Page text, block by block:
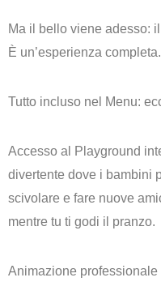
Ma il bello viene adesso:
È un’esperienza completa.
Tutto incluso nel Menu:
Accesso al Playground
divertente dove i bambini
scivolare e fare nuove
mentre tu ti godi il pranzo.
Animazione professionale